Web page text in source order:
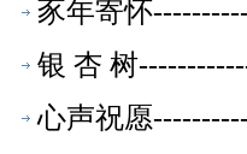
豕年寄怀
银 杏 树
心声祝愿